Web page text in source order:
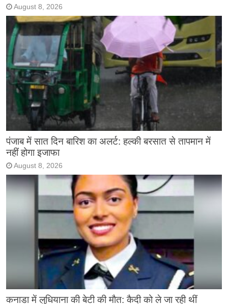
August 8, 2026
पंजाब में सात दिन बारिश का अलर्ट: हल्की बरसात से तापमान में
नहीं होगा इजाफा
August 8, 2026
कनाडा में लुधियाना की बेटी की माैत: कैदी को ले जा रही थीं